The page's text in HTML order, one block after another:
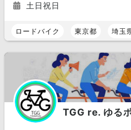
土日祝日
ロードバイク 東京都 埼玉
TGG re. ゆる